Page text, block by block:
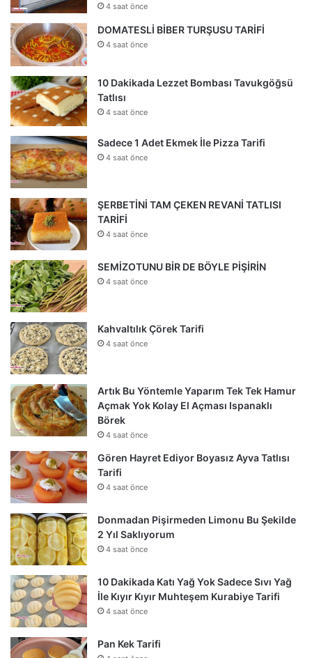
4 saat önce
DOMATESLİ BİBER TURŞUSU TARİFİ
4 saat önce
10 Dakikada Lezzet Bombası Tavukgöğsü
Tatlısı
4 saat önce
Sadece 1 Adet Ekmek İle Pizza Tarifi
4 saat önce
ŞERBETİNİ TAM ÇEKEN REVANİ TATLISI
TARİFİ
4 saat önce
SEMİZOTUNU BİR DE BÖYLE PİŞİRİN
4 saat önce
Kahvaltılık Çörek Tarifi
4 saat önce
Artık Bu Yöntemle Yaparım Tek Tek Hamur
Açmak Yok Kolay El Açması Ispanaklı
Börek
4 saat önce
Gören Hayret Ediyor Boyasız Ayva Tatlısı
Tarifi
4 saat önce
Donmadan Pişirmeden Limonu Bu Şekilde
2 Yıl Saklıyorum
4 saat önce
10 Dakikada Katı Yağ Yok Sadece Sıvı Yağ
İle Kıyır Kıyır Muhteşem Kurabiye Tarifi
4 saat önce
Pan Kek Tarifi